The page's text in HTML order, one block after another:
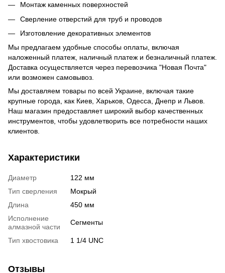
Монтаж каменных поверхностей
Сверление отверстий для труб и проводов
Изготовление декоративных элементов
Мы предлагаем удобные способы оплаты, включая
наложенный платеж, наличный платеж и безналичный платеж.
Доставка осуществляется через перевозчика "Новая Почта"
или возможен самовывоз.
Мы доставляем товары по всей Украине, включая такие
крупные города, как Киев, Харьков, Одесса, Днепр и Львов.
Наш магазин предоставляет широкий выбор качественных
инструментов, чтобы удовлетворить все потребности наших
клиентов.
Характеристики
Диаметр
122 мм
Тип сверления
Мокрый
Длина
450 мм
Исполнение
алмазной части
Сегменты
Тип хвостовика 1 1/4 UNC
Отзывы